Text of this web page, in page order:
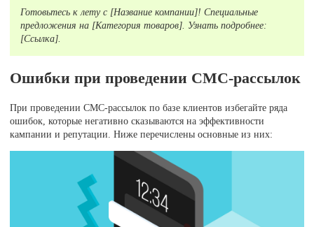
Готовьтесь к лету с [Название компании]! Специальные
предложения на [Категория товаров]. Узнать подробнее:
[Ссылка].
Ошибки при проведении СМС-рассылок
При проведении СМС-рассылок по базе клиентов избегайте ряда
ошибок, которые негативно сказываются на эффективности
кампании и репутации. Ниже перечислены основные из них: